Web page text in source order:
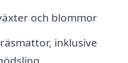
och blommor
inklusive